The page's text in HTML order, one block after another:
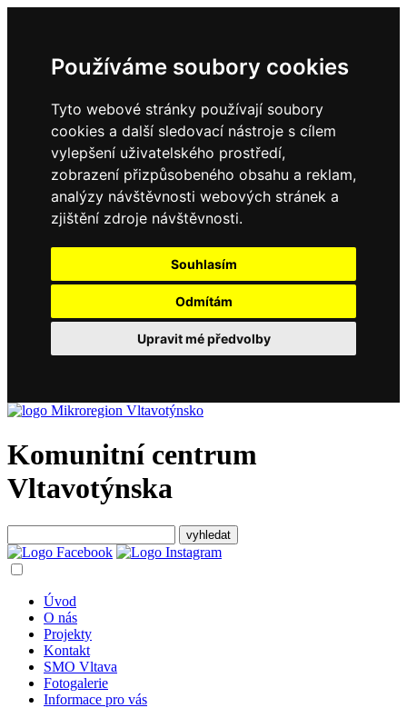
Používáme soubory cookies
Tyto webové stránky používají soubory
cookies a další sledovací nástroje s cílem
vylepšení uživatelského prostředí,
zobrazení přizpůsobeného obsahu a reklam,
analýzy návštěvnosti webových stránek a
zjištění zdroje návštěvnosti.
Souhlasím
Odmítám
Upravit mé předvolby
Komunitní centrum
Vltavotýnska
Úvod
O nás
Projekty
Kontakt
SMO Vltava
Fotogalerie
Informace pro vás